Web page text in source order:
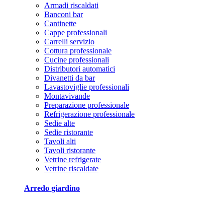
Armadi riscaldati
Banconi bar
Cantinette
Cappe professionali
Carrelli servizio
Cottura professionale
Cucine professionali
Distributori automatici
Divanetti da bar
Lavastoviglie professionali
Montavivande
Preparazione professionale
Refrigerazione professionale
Sedie alte
Sedie ristorante
Tavoli alti
Tavoli ristorante
Vetrine refrigerate
Vetrine riscaldate
Arredo giardino